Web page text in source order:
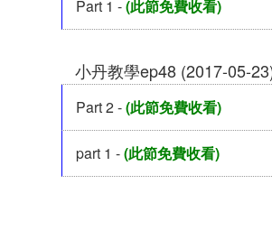
Part 1 -(此節免費收看)
小丹教學ep48 (2017-05-
Part 2 -(此節免費收看)
part 1 -(此節免費收看)